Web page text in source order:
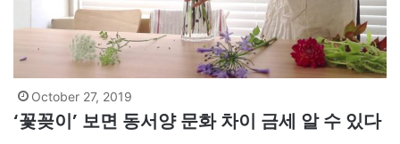
October 27, 2019
‘꽃꽂이’ 보면 동서양 문화 차이 금세 알 수 있다